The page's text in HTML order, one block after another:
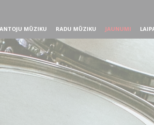
MŪZIKU RADU MŪZIKU JAUNUMI